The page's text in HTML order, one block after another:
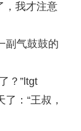
，我才注意
副气鼓鼓的
？”ltgt
：“王叔，